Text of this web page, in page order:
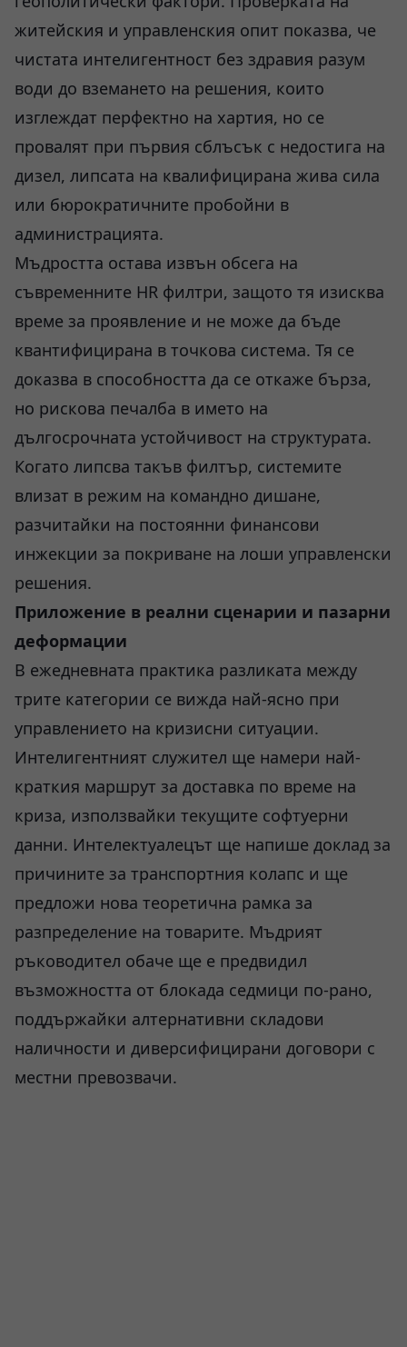
житейския и управленския опит показва, че
чистата интелигентност без здравия разум
води до вземането на решения, които
изглеждат перфектно на хартия, но се
провалят при първия сблъсък с недостига на
дизел, липсата на квалифицирана жива сила
или бюрократичните пробойни в
администрацията.
Мъдростта остава извън обсега на
съвременните HR филтри, защото тя изисква
време за проявление и не може да бъде
квантифицирана в точкова система. Тя се
доказва в способността да се откаже бърза,
но рискова печалба в името на
дългосрочната устойчивост на структурата.
Когато липсва такъв филтър, системите
влизат в режим на командно дишане,
разчитайки на постоянни финансови
инжекции за покриване на лоши управленски
решения.
Приложение в реални сценарии и пазарни
деформации
В ежедневната практика разликата между
трите категории се вижда най-ясно при
управлението на кризисни ситуации.
Интелигентният служител ще намери най-
краткия маршрут за доставка по време на
криза, използвайки текущите софтуерни
данни. Интелектуалецът ще напише доклад за
причините за транспортния колапс и ще
предложи нова теоретична рамка за
разпределение на товарите. Мъдрият
ръководител обаче ще е предвидил
възможността от блокада седмици по-рано,
поддържайки алтернативни складови
наличности и диверсифицирани договори с
местни превозвачи.